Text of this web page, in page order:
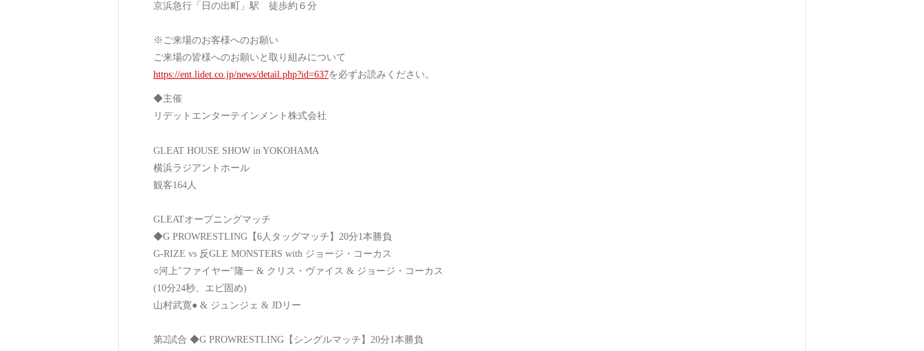
京浜急行「日の出町」駅 徒歩約６分
※ご来場のお客様へのお願い
ご来場の皆様へのお願いと取り組みについて
https://ent.lidet.co.jp/news/detail.php?id=637を必ずお読みください。
◆主催
リデットエンターテインメント株式会社
GLEAT HOUSE SHOW in YOKOHAMA
横浜ラジアントホール
観客164人
GLEATオープニングマッチ
◆G PROWRESTLING【6人タッグマッチ】20分1本勝負
G-RIZE vs 反GLE MONSTERS with ジョージ・コーカス
○河上"ファイヤー"隆一 & クリス・ヴァイス & ジョージ・コーカス
(10分24秒、エビ固め)
山村武寛● & ジュンジェ & JDリー
第2試合 ◆G PROWRESTLING【シングルマッチ】20分1本勝負